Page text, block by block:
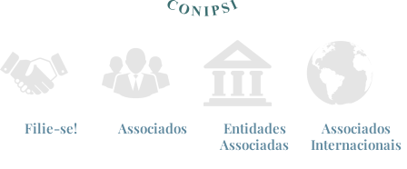
Filie-se! Associados
Entidades
Associadas
Associados
Internacionais